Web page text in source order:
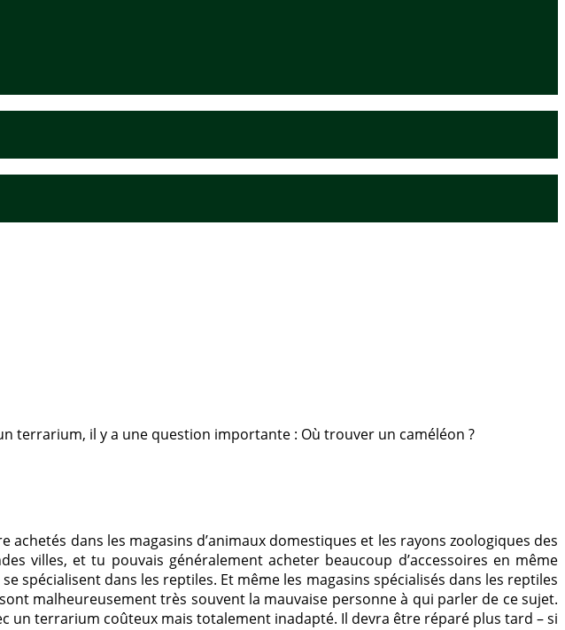
terrarium, il y a une question importante : Où trouver un caméléon ?
dans les magasins d’animaux domestiques et les rayons zoologiques des
villes, et tu pouvais généralement acheter beaucoup d’accessoires en même
spécialisent dans les reptiles. Et même les magasins spécialisés dans les reptiles
malheureusement très souvent la mauvaise personne à qui parler de ce sujet.
un terrarium coûteux mais totalement inadapté. Il devra être réparé plus tard – si